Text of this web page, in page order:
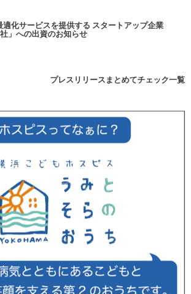
適化サービスを提供する スタートアップ企業
」への出資のお知らせ
プレスリリースまとめてチェック一覧